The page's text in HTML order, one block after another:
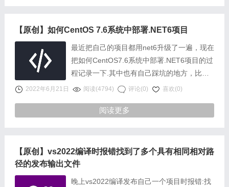
【原创】如何CentOS 7.6系统中部署.NET6项目
最近把自己的项目都用net6升级了一遍，现在
把如何CentOS7.6系统中部署.NET6项目的过
程记录一下.其中也有自己踩坑的地方，比如
网上又说如果不需要在linux上编译源码就不
2022年6月21日 阅读(4794) 评论(0) 喜欢(0)
阅读更多
【原创】vs2022编译时报错找到了多个具有相同相对路
径的发布输出文件
晚上vs2022编译发布自己一个项目时报错:找